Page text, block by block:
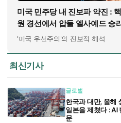
미국 민주당 내 진보파 약진 :
원 경선에서 압둘 엘사예드 승
'미국 우선주의'의 진보적 해석
최신기사
글로벌
한국과 대만, 올해
일본을 제쳤다 : AI
문